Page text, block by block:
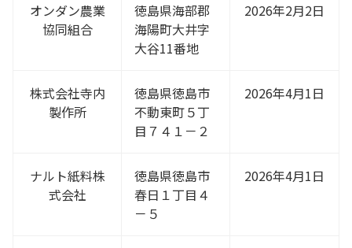
オンダン農業
協同組合
徳島県海部郡
海陽町大井字
大谷11番地
2026年2月2日
株式会社寺内
製作所
徳島県徳島市
不動東町５丁
目７４１－２
2026年4月1日
ナルト紙料株
式会社
徳島県徳島市
春日１丁目４
－５
2026年4月1日